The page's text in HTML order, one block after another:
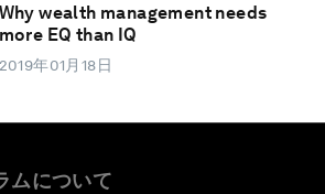
Why wealth management needs
more EQ than IQ
2019年01月18日
ムについて